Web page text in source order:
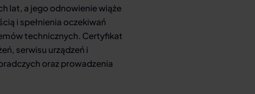
lat, a jego odnowienie wiąże
i spełnienia oczekiwań
technicznych. Certyfikat
serwisu urządzeń i
oraz prowadzenia